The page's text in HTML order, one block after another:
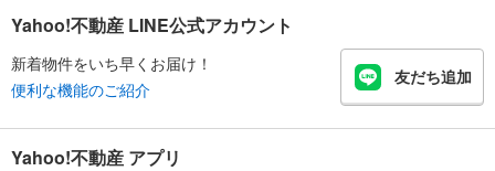
Yahoo!不動産 LINE公式アカウント
新着物件をいち早くお届け！
便利な機能のご紹介
友だち追加
Yahoo!不動産 アプリ